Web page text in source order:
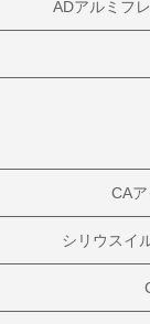
ADアルミフ
CA
シリウスイ